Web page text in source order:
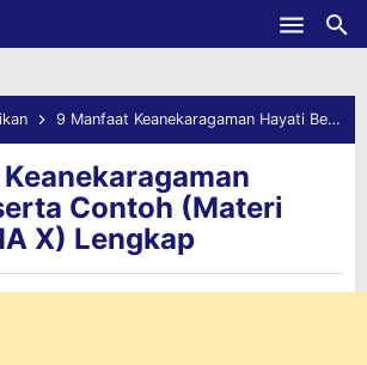
9 Manfaat Keanekaragaman Hayati Beserta Contoh (Materi Biologi SMA X) Lengkap
Contoh (Materi
X) Lengkap